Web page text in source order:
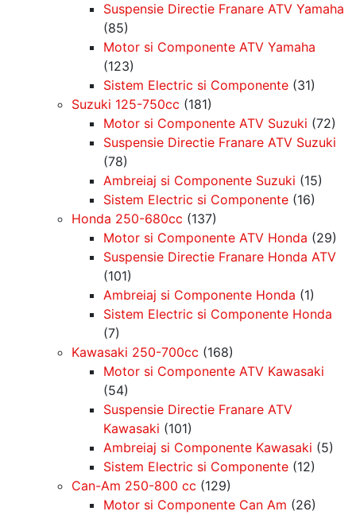
Suspensie Directie Franare ATV Yamaha
(85)
Motor si Componente ATV Yamaha
(123)
Sistem Electric si Componente (31)
Suzuki 125-750cc (181)
Motor si Componente ATV Suzuki (72)
Suspensie Directie Franare ATV Suzuki
(78)
Ambreiaj si Componente Suzuki (15)
Sistem Electric si Componente (16)
Honda 250-680cc (137)
Motor si Componente ATV Honda (29)
Suspensie Directie Franare Honda ATV
(101)
Ambreiaj si Componente Honda (1)
Sistem Electric si Componente Honda
(7)
Kawasaki 250-700cc (168)
Motor si Componente ATV Kawasaki
(54)
Suspensie Directie Franare ATV
Kawasaki (101)
Ambreiaj si Componente Kawasaki (5)
Sistem Electric si Componente (12)
Can-Am 250-800 cc (129)
Motor si Componente Can Am (26)